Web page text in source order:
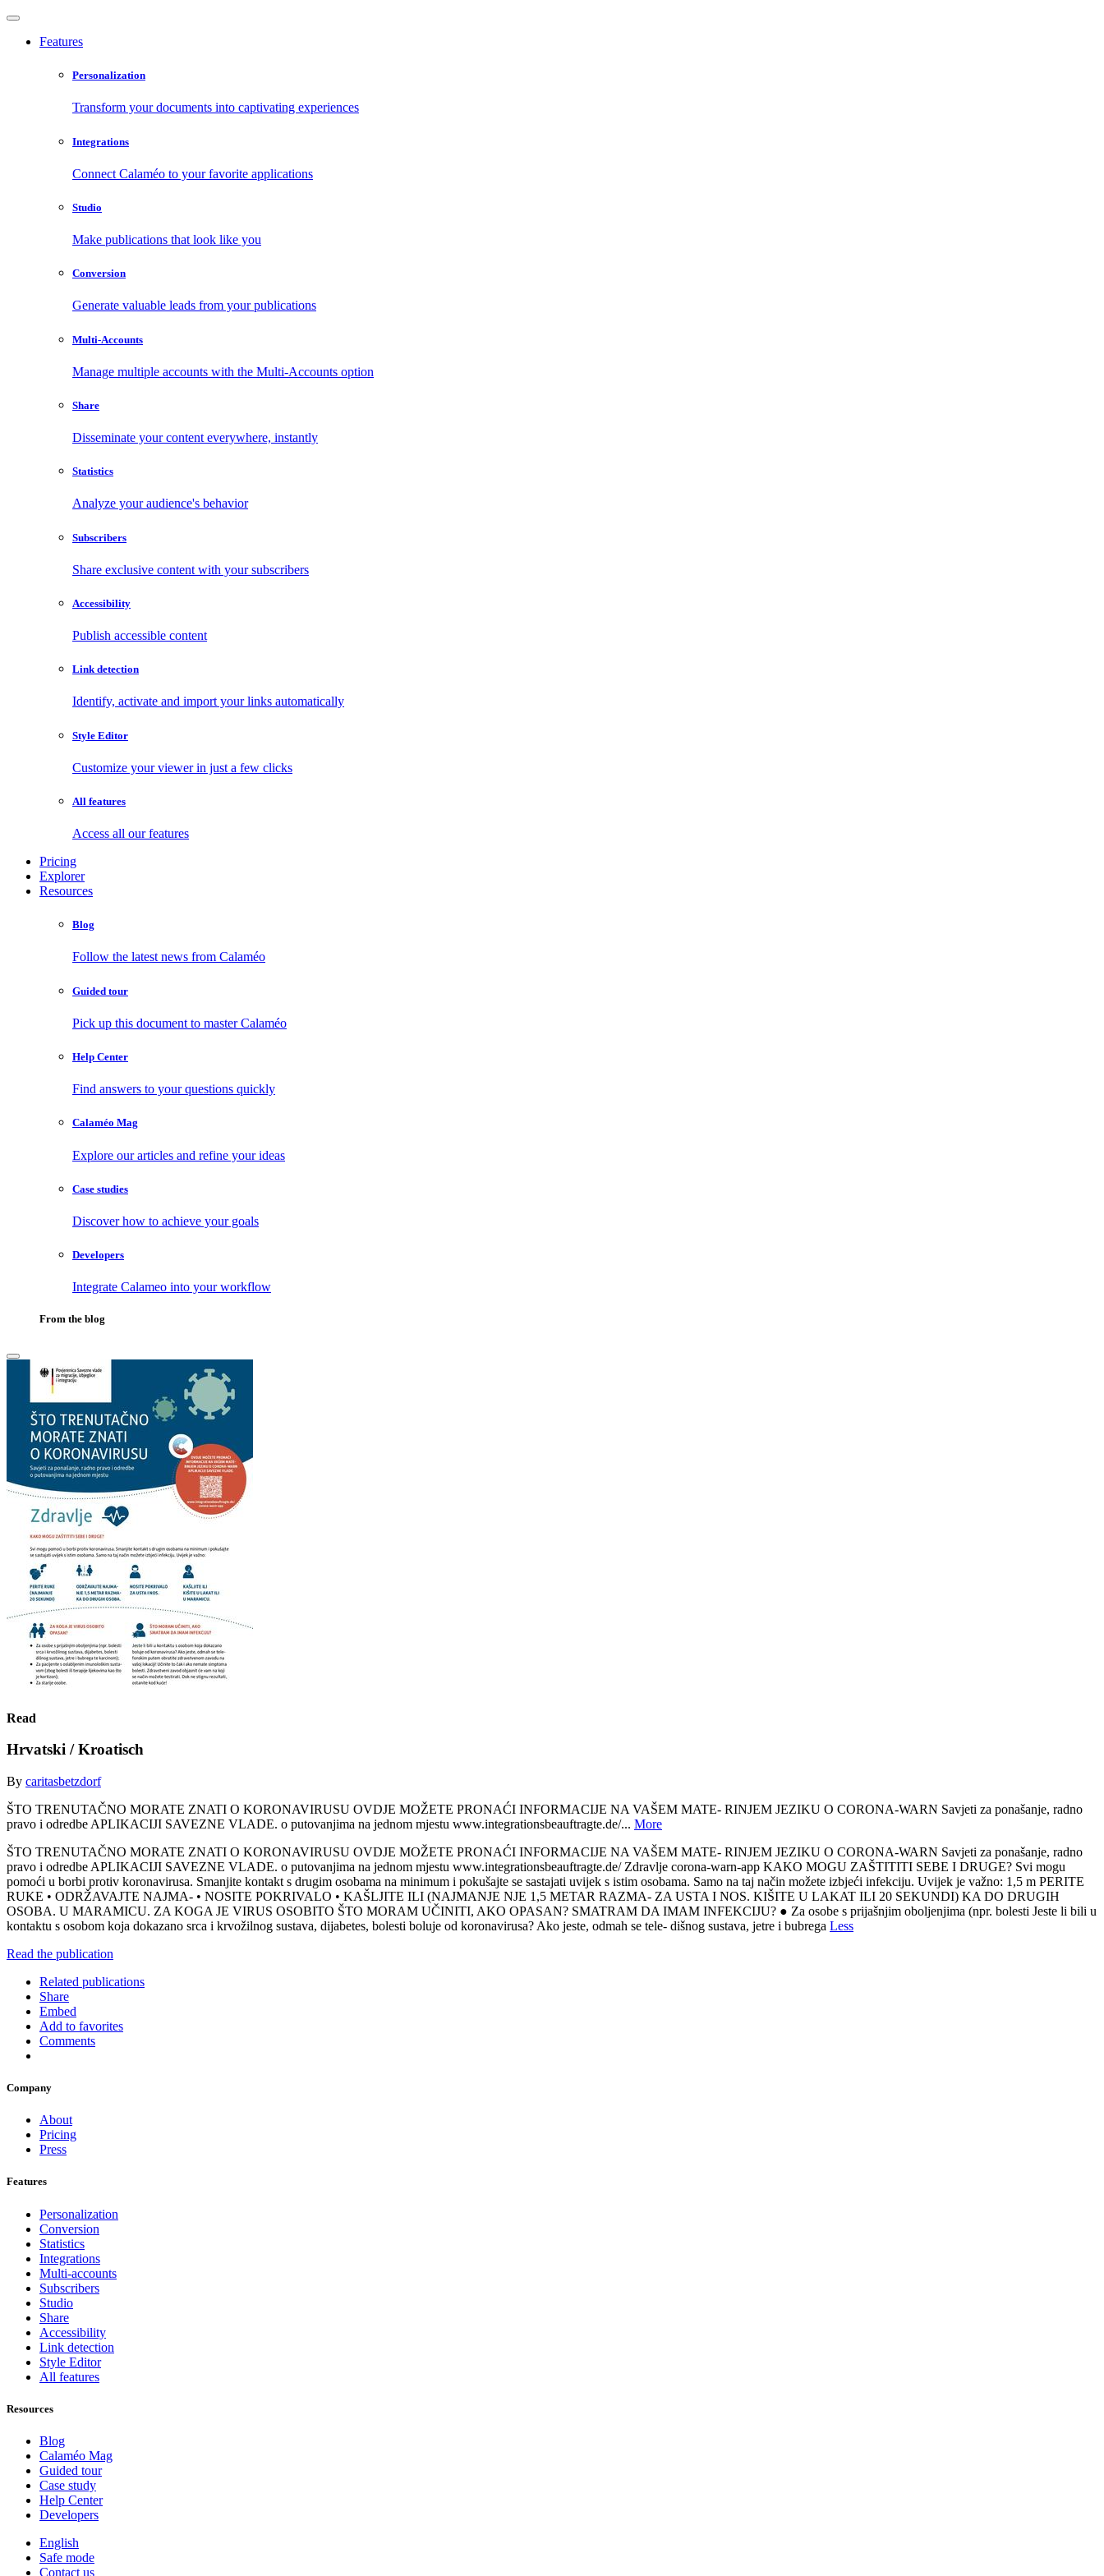
Features
Personalization
Transform your documents into captivating experiences
Integrations
Connect Calaméo to your favorite applications
Studio
Make publications that look like you
Conversion
Generate valuable leads from your publications
Multi-Accounts
Manage multiple accounts with the Multi-Accounts option
Share
Disseminate your content everywhere, instantly
Statistics
Analyze your audience's behavior
Subscribers
Share exclusive content with your subscribers
Accessibility
Publish accessible content
Link detection
Identify, activate and import your links automatically
Style Editor
Customize your viewer in just a few clicks
All features
Access all our features
Pricing
Explorer
Resources
Blog
Follow the latest news from Calaméo
Guided tour
Pick up this document to master Calaméo
Help Center
Find answers to your questions quickly
Calaméo Mag
Explore our articles and refine your ideas
Case studies
Discover how to achieve your goals
Developers
Integrate Calameo into your workflow
From the blog
Read
Hrvatski / Kroatisch
By caritasbetzdorf
ŠTO TRENUTAČNO MORATE ZNATI O KORONAVIRUSU OVDJE MOŽETE PRONAĆI INFORMACIJE NA VAŠEM MATE- RINJEM JEZIKU O CORONA-WARN Savjeti za ponašanje, radno
pravo i odredbe APLIKACIJI SAVEZNE VLADE. o putovanjima na jednom mjestu www.integrationsbeauftragte.de/... More
ŠTO TRENUTAČNO MORATE ZNATI O KORONAVIRUSU OVDJE MOŽETE PRONAĆI INFORMACIJE NA VAŠEM MATE- RINJEM JEZIKU O CORONA-WARN Savjeti za ponašanje, radno
pravo i odredbe APLIKACIJI SAVEZNE VLADE. o putovanjima na jednom mjestu www.integrationsbeauftragte.de/ Zdravlje corona-warn-app KAKO MOGU ZAŠTITITI SEBE I DRUGE? Svi mogu
pomoći u borbi protiv koronavirusa. Smanjite kontakt s drugim osobama na minimum i pokušajte se sastajati uvijek s istim osobama. Samo na taj način možete izbjeći infekciju. Uvijek je važno: 1,5 m PERITE
RUKE • ODRŽAVAJTE NAJMA- • NOSITE POKRIVALO • KAŠLJITE ILI (NAJMANJE NJE 1,5 METAR RAZMA- ZA USTA I NOS. KIŠITE U LAKAT ILI 20 SEKUNDI) KA DO DRUGIH
OSOBA. U MARAMICU. ZA KOGA JE VIRUS OSOBITO ŠTO MORAM UČINITI, AKO OPASAN? SMATRAM DA IMAM INFEKCIJU? ● Za osobe s prijašnjim oboljenjima (npr. bolesti Jeste li bili u
kontaktu s osobom koja dokazano srca i krvožilnog sustava, dijabetes, bolesti boluje od koronavirusa? Ako jeste, odmah se tele- dišnog sustava, jetre i bubrega Less
Read the publication
Related publications
Share
Embed
Add to favorites
Comments
Company
About
Pricing
Press
Features
Personalization
Conversion
Statistics
Integrations
Multi-accounts
Subscribers
Studio
Share
Accessibility
Link detection
Style Editor
All features
Resources
Blog
Calaméo Mag
Guided tour
Case study
Help Center
Developers
English
Safe mode
Contact us